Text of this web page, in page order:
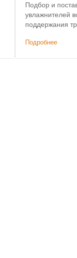
Подбор и
увлажнителей
поддержания
Подробнее